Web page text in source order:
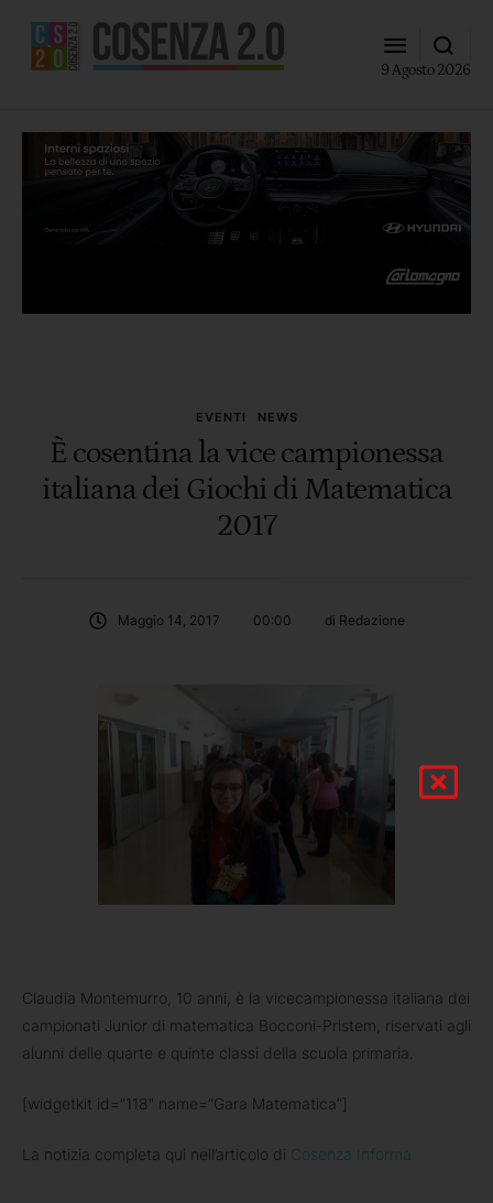
9 Agosto 2026
EVENTI NEWS
È cosentina la vice campionessa
italiana dei Giochi di Matematica
2017
Maggio 14, 2017 00:00 di Redazione
Claudia Montemurro, 10 anni, è la vicecampionessa italiana dei
campionati Junior di matematica Bocconi-Pristem, riservati agli
alunni delle quarte e quinte classi della scuola primaria.
[widgetkit id=”118″ name=”Gara Matematica”]
La notizia completa qui nell’articolo di Cosenza Informa